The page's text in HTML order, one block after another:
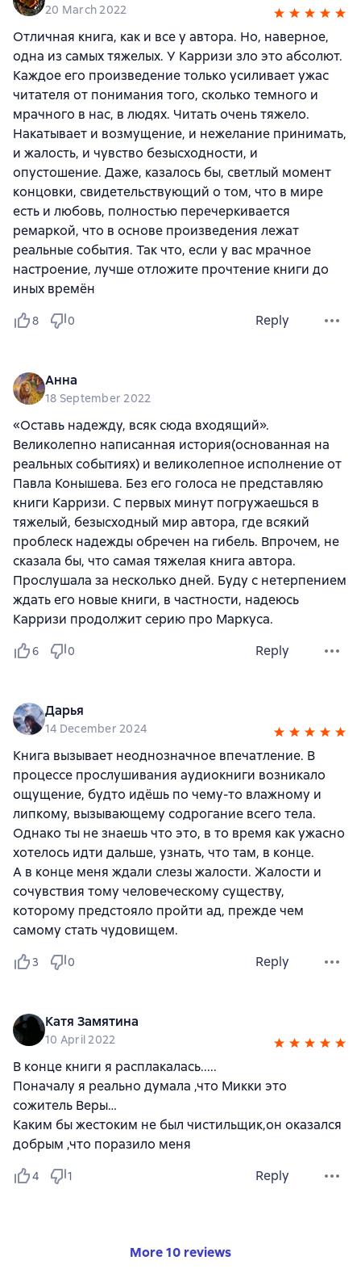
20 March 2022
Отличная книга, как и все у автора. Но, наверное,
одна из самых тяжелых. У Карризи зло это абсолют.
Каждое его произведение только усиливает ужас
читателя от понимания того, сколько темного и
мрачного в нас, в людях. Читать очень тяжело.
Накатывает и возмущение, и нежелание принимать,
и жалость, и чувство безысходности, и
опустошение. Даже, казалось бы, светлый момент
концовки, свидетельствующий о том, что в мире
есть и любовь, полностью перечеркивается
ремаркой, что в основе произведения лежат
реальные события. Так что, если у вас мрачное
настроение, лучше отложите прочтение книги до
иных времён
8 0 Reply
Анна
18 September 2022
«Оставь надежду, всяк сюда входящий».
Великолепно написанная история(основанная на
реальных событиях) и великолепное исполнение от
Павла Конышева. Без его голоса не представляю
книги Карризи. С первых минут погружаешься в
тяжелый, безысходный мир автора, где всякий
проблеск надежды обречен на гибель. Впрочем, не
сказала бы, что самая тяжелая книга автора.
Прослушала за несколько дней. Буду с нетерпением
ждать его новые книги, в частности, надеюсь
Карризи продолжит серию про Маркуса.
6 0 Reply
Дарья
14 December 2024
Книга вызывает неоднозначное впечатление. В
процессе прослушивания аудиокниги возникало
ощущение, будто идёшь по чему-то влажному и
липкому, вызывающему содрогание всего тела.
Однако ты не знаешь что это, в то время как ужасно
хотелось идти дальше, узнать, что там, в конце.
А в конце меня ждали слезы жалости. Жалости и
сочувствия тому человеческому существу,
которому предстояло пройти ад, прежде чем
самому стать чудовищем.
3 0 Reply
Катя Замятина
10 April 2022
В конце книги я расплакалась.....
Поначалу я реально думала ,что Микки это
сожитель Веры…
Каким бы жестоким не был чистильщик,он оказался
добрым ,что поразило меня
4 1 Reply
More 10 reviews